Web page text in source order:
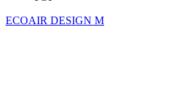
ECOAIR DESIGN M